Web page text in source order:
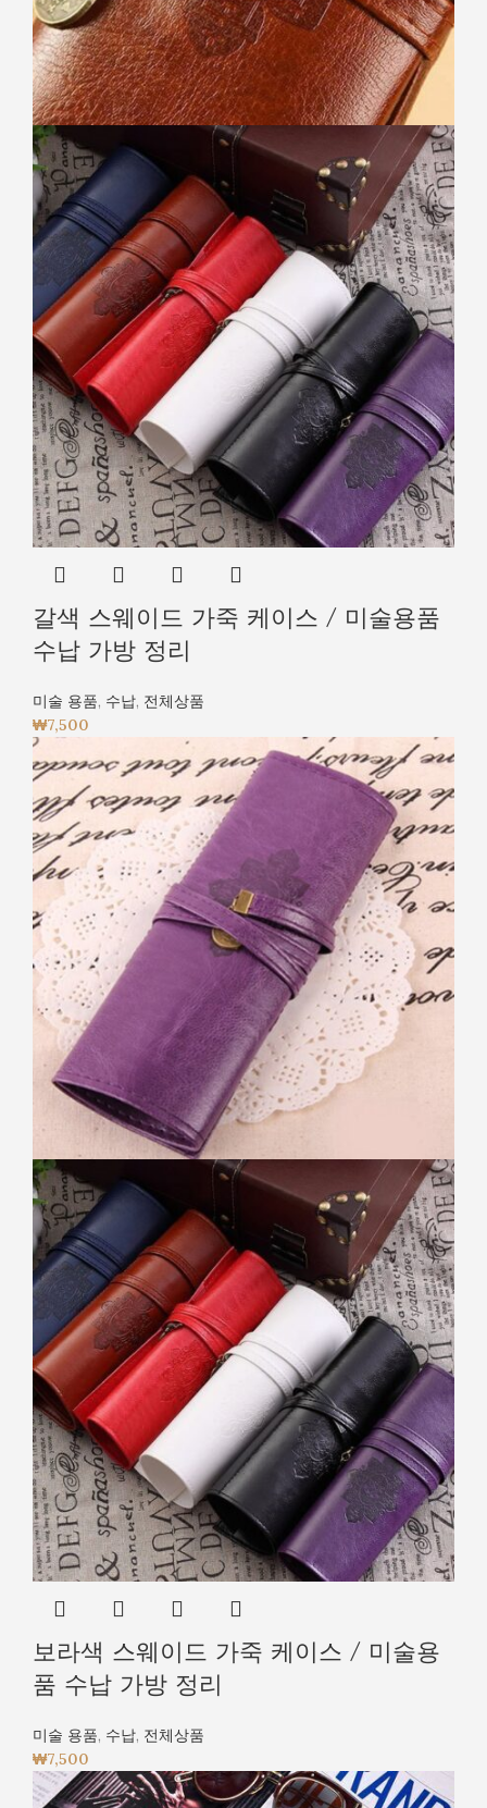
갈색 스웨이드 가죽 케이스 / 미술용품
수납 가방 정리
미술 용품, 수납, 전체상품
₩7,500
보라색 스웨이드 가죽 케이스 / 미술용
품 수납 가방 정리
미술 용품, 수납, 전체상품
₩7,500